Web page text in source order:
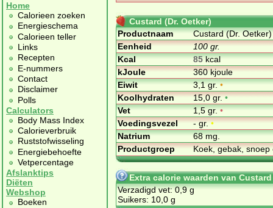
Home
Calorieen zoeken
Energieschema
Calorieen teller
Links
Recepten
E-nummers
Contact
Disclaimer
Polls
Calculators
Body Mass Index
Calorieverbruik
Ruststofwisseling
Energiebehoefte
Vetpercentage
Afslanktips
Diëten
Webshop
Boeken
Custard (Dr. Oetker)
Productnaam
Custard (Dr. Oetker)
Eenheid
100 gr.
Kcal
85kcal
kJoule
360 kjoule
Eiwit
3,1 gr.•
Koolhydraten
15,0 gr.•
Vet
1,5 gr.•
Voedingsvezel
- gr.•
Natrium
68 mg.
Productgroep
Koek, gebak,
Extra calorie waarden van Custard
Verzadigd vet: 0,9 g
Suikers: 10,0 g